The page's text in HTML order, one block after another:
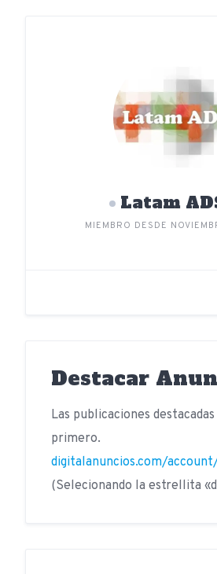
Latam
MIEMBRO DESDE
Destacar
Las publicaciones
primero.
digitalanuncios.com/
(Selecionando la estrellita